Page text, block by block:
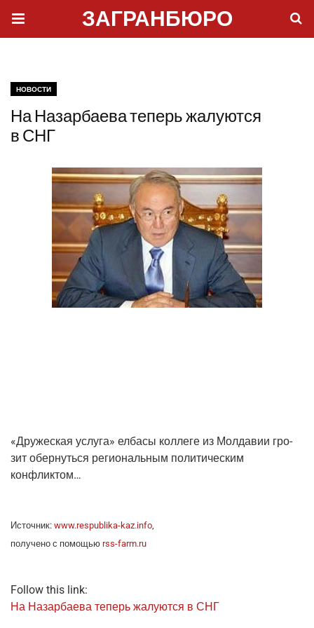
ЗАГРАНБЮРО
НОВОСТИ
На Назарбаева теперь жалуются
в СНГ
«Дру­же­ская услу­га» елба­сы кол­ле­ге из Мол­да­вии гро­
зит обер­нуть­ся реги­о­наль­ным поли­ти­че­ским
конфликтом…
Источ­ник: www.respublika-kaz.info
полу­че­но с помо­щью rss-farm.ru
Follow this link:
На Назар­ба­е­ва теперь жалу­ют­ся в СНГ